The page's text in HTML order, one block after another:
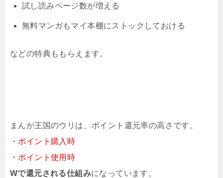
試し読みページ数が増える
無料マンガもマイ本棚にストックしておける
などの特典ももらえます。
まんが王国のウリは、ポイント還元率の高さです。
・ポイント購入時
・ポイント使用時
Wで還元される仕組みになっています。